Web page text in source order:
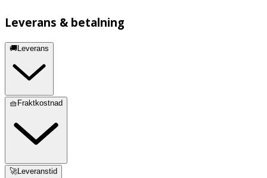
Leverans & betalning
🚚Leverans
🧺Fraktkostnad
🚀Leveranstid